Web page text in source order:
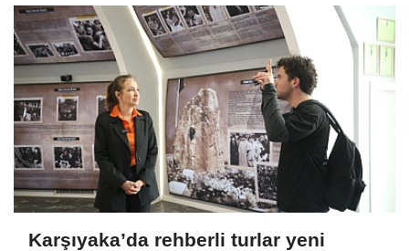
Karşıyaka’da rehberli turlar yeni